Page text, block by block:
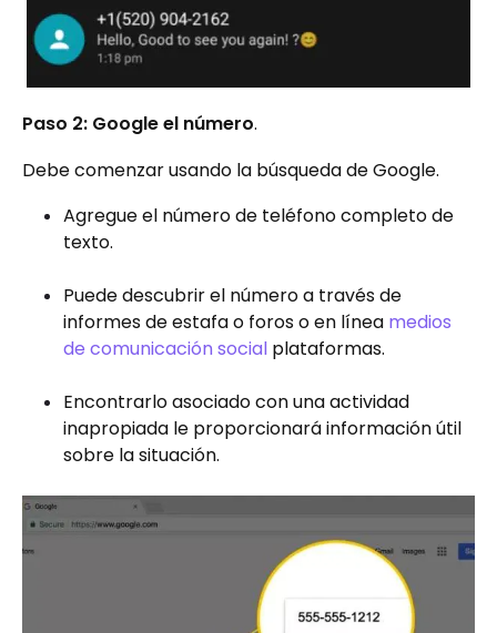
Paso 2: Google el número.
Debe comenzar usando la búsqueda de Google.
Agregue el número de teléfono completo de
texto.
Puede descubrir el número a través de
informes de estafa o foros o en línea medios
de comunicación social plataformas.
Encontrarlo asociado con una actividad
inapropiada le proporcionará información útil
sobre la situación.